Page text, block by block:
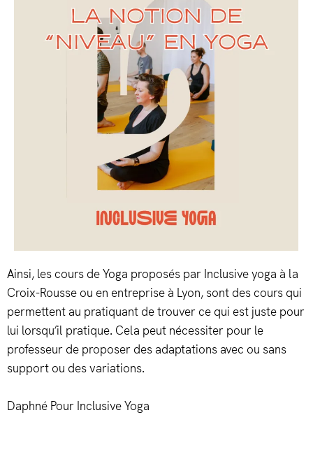
Ainsi, les cours de Yoga proposés par Inclusive yoga à la
Croix-Rousse ou en entreprise à Lyon, sont des cours qui
permettent au pratiquant de trouver ce qui est juste pour
lui lorsqu’il pratique. Cela peut nécessiter pour le
professeur de proposer des adaptations avec ou sans
support ou des variations.
Daphné Pour Inclusive Yoga